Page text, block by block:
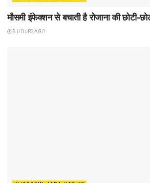
मौसमी इंफेक्शन से बचाती है रोजाना की छोटी-
8 HOURS AGO